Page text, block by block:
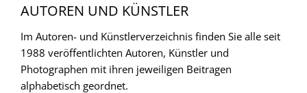
AUTOREN UND KÜNSTLER
Im Autoren- und Künstlerverzeichnis finden Sie alle seit
1988 veröffentlichten Autoren, Künstler und
Photographen mit ihren jeweiligen Beitragen
alphabetisch geordnet.